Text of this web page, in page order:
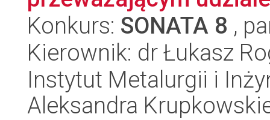
Konkurs: SONATA 8 ,
Kierownik: dr Łukasz
Instytut Metalurgii i
Aleksandra